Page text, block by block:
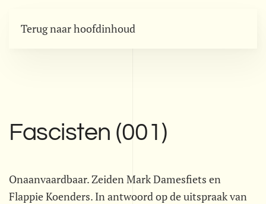
Terug naar hoofdinhoud
Fascisten (001)
Onaanvaardbaar. Zeiden Mark Damesfiets en
Flappie Koenders. In antwoord op de uitspraak van